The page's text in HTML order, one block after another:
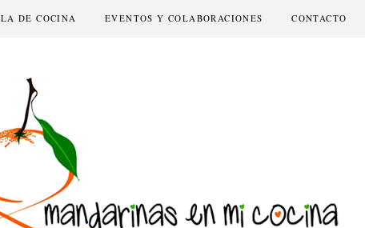
DE COCINA EVENTOS Y COLABORACIONES CONTACTO